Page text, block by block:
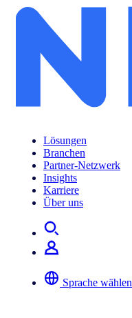
Lösungen
Branchen
Partner-Netzwerk
Insights
Karriere
Über uns
Sprache wählen